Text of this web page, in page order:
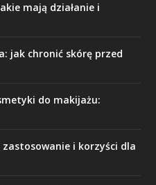
mają działanie i
jak chronić skórę przed
do makijażu:
zastosowanie i korzyści dla